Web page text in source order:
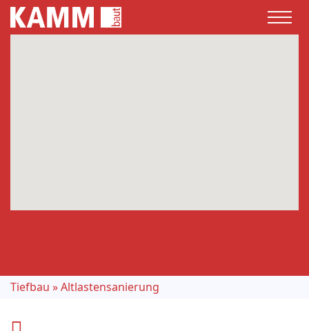
Tiefbau »Altlastensanierung